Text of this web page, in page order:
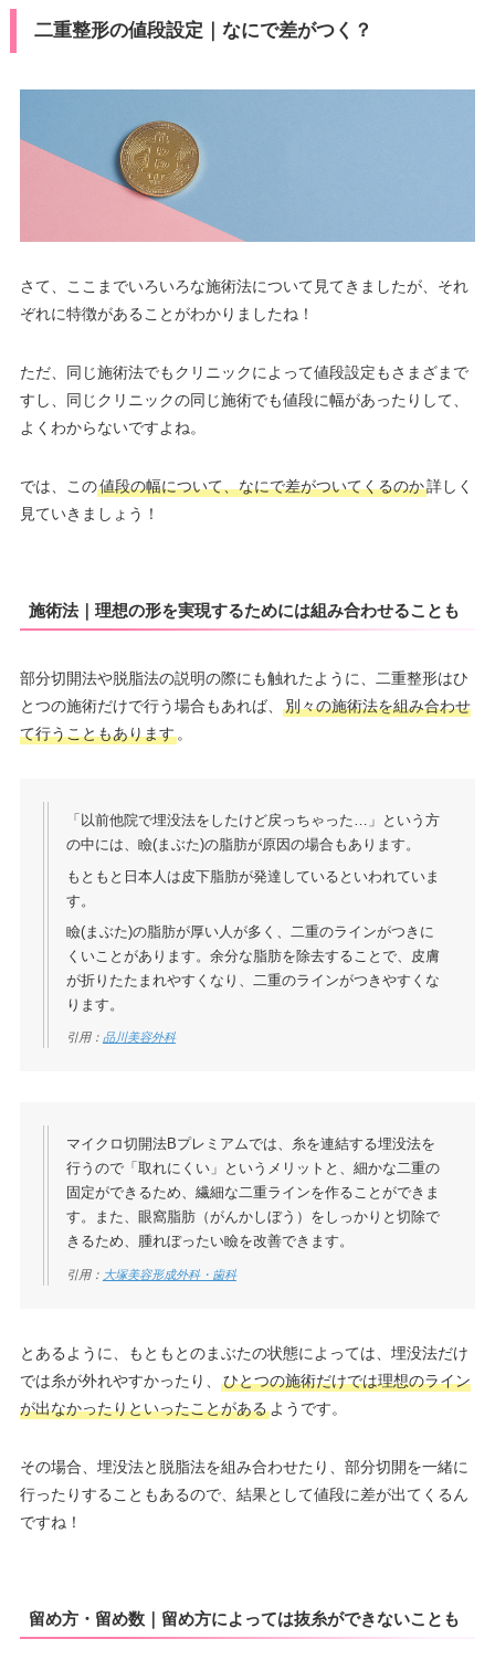
二重整形の値段設定｜なにで差がつく？
さて、ここまでいろいろな施術法について見てきましたが、それ
ぞれに特徴があることがわかりましたね！
ただ、同じ施術法でもクリニックによって値段設定もさまざまで
すし、同じクリニックの同じ施術でも値段に幅があったりして、
よくわからないですよね。
では、この値段の幅について、なにで差がついてくるのか詳しく
見ていきましょう！
施術法｜理想の形を実現するためには組み合わせることも
部分切開法や脱脂法の説明の際にも触れたように、二重整形はひ
とつの施術だけで行う場合もあれば、
別々の施術法を組み合わせ
て行うこともあります。
「以前他院で埋没法をしたけど戻っちゃった…」という方
の中には、瞼(まぶた)の脂肪が原因の場合もあります。
もともと日本人は皮下脂肪が発達しているといわれていま
す。
瞼(まぶた)の脂肪が厚い人が多く、二重のラインがつきに
くいことがあります。余分な脂肪を除去することで、皮膚
が折りたたまれやすくなり、二重のラインがつきやすくな
ります。
引用： 品川美容外科
マイクロ切開法Bプレミアムでは、糸を連結する埋没法を
行うので「取れにくい」というメリットと、細かな二重の
固定ができるため、繊細な二重ラインを作ることができま
す。また、眼窩脂肪（がんかしぼう）をしっかりと切除で
きるため、腫れぼったい瞼を改善できます。
引用： 大塚美容形成外科・歯科
とあるように、もともとのまぶたの状態によっては、埋没法だけ
では糸が外れやすかったり、
ひとつの施術だけでは理想のライン
が出なかったりといったことがあるようです。
その場合、埋没法と脱脂法を組み合わせたり、部分切開を一緒に
行ったりすることもあるので、結果として値段に差が出てくるん
ですね！
留め方・留め数｜留め方によっては抜糸ができないことも